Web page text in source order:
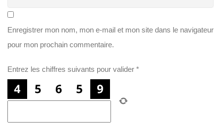
Enregistrer mon nom, mon e-mail et mon site dans le navigateur
pour mon prochain commentaire.
Entrez les chiffres suivants pour valider *